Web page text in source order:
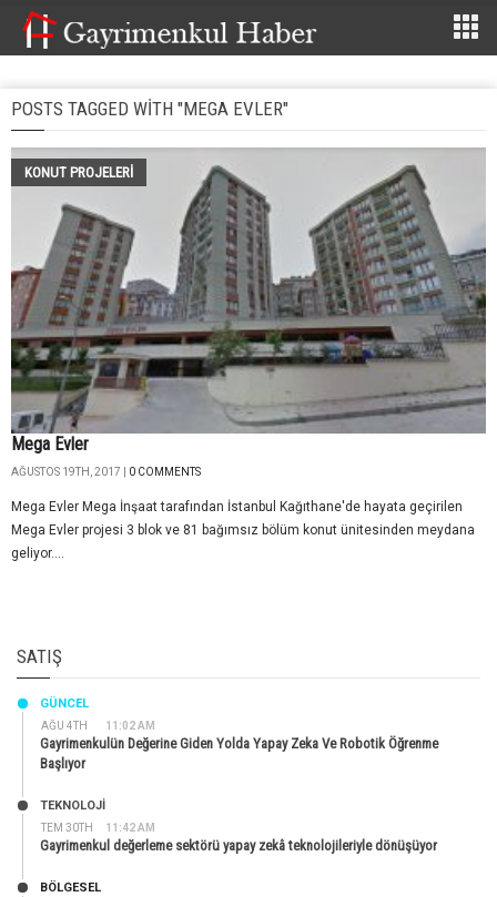
POSTS TAGGED WITH "MEGA EVLER"
KONUT PROJELERI
Mega Evler
AĞUSTOS 19TH, 2017 | 0 COMMENTS
Mega Evler Mega İnşaat tarafından İstanbul Kağıthane'de hayata geçirilen
Mega Evler projesi 3 blok ve 81 bağımsız bölüm konut ünitesinden meydana
geliyor....
SATIŞ
AĞU 4TH 11:02 AM
GÜNCEL
Gayrimenkulün Değerine Giden Yolda Yapay Zeka Ve Robotik Öğrenme
Başlıyor
TEM 30TH 11:42 AM
TEKNOLOJİ
Gayrimenkul değerleme sektörü yapay zekâ teknolojileriyle dönüşüyor
BÖLGESEL